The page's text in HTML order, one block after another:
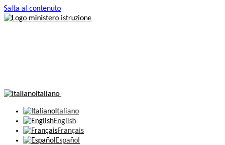
Salta al contenuto
Italiano
Italiano
English
Français
Español